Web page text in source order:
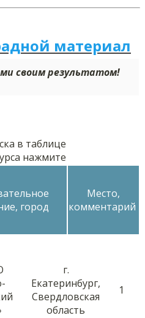
материал
своим результатом!
в таблице
нажмите
город
Место,
комментарий
г.
Екатеринбург,
Свердловская
область
1